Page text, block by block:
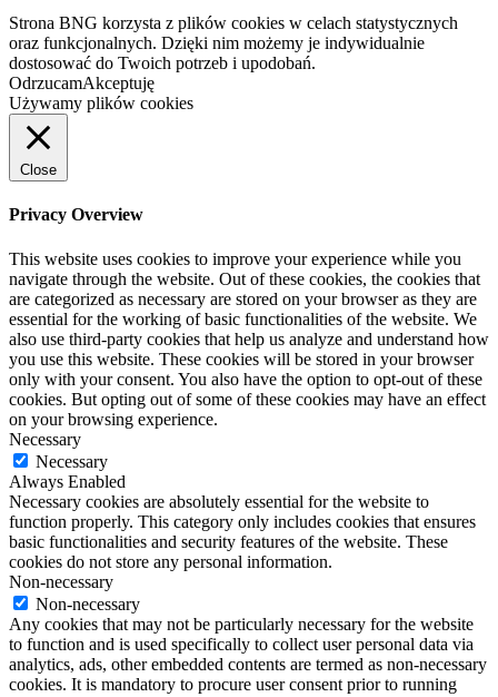
Strona BNG korzysta z plików cookies w celach statystycznych
oraz funkcjonalnych. Dzięki nim możemy je indywidualnie
dostosować do Twoich potrzeb i upodobań.
OdrzucamAkceptuję
Używamy plików cookies
Close
Privacy Overview
This website uses cookies to improve your experience while you
navigate through the website. Out of these cookies, the cookies that
are categorized as necessary are stored on your browser as they are
essential for the working of basic functionalities of the website. We
also use third-party cookies that help us analyze and understand how
you use this website. These cookies will be stored in your browser
only with your consent. You also have the option to opt-out of these
cookies. But opting out of some of these cookies may have an effect
on your browsing experience.
Necessary
Necessary
Always Enabled
Necessary cookies are absolutely essential for the website to
function properly. This category only includes cookies that ensures
basic functionalities and security features of the website. These
cookies do not store any personal information.
Non-necessary
Non-necessary
Any cookies that may not be particularly necessary for the website
to function and is used specifically to collect user personal data via
analytics, ads, other embedded contents are termed as non-necessary
cookies. It is mandatory to procure user consent prior to running